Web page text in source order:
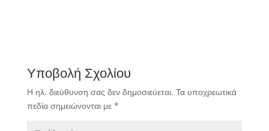
Υποβολή Σχολίου
Η ηλ. διεύθυνση σας δεν δημοσιεύεται. Τα υποχρεωτικά
πεδία σημειώνονται με *